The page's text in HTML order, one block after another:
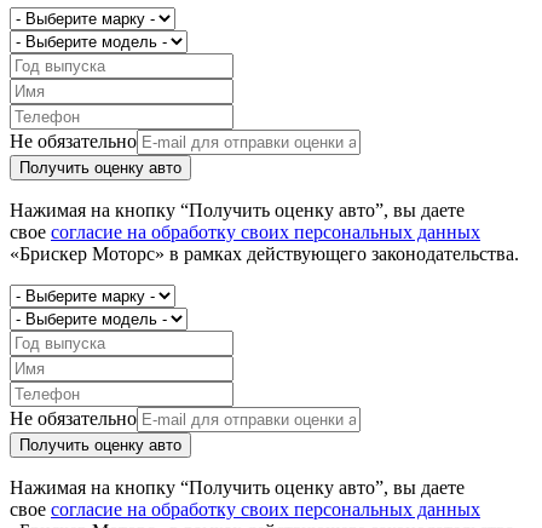
Не обязательно
Получить оценку авто
Нажимая на кнопку “Получить оценку авто”, вы даете
свое согласие на обработку своих персональных данных
«Брискер Моторс» в рамках действующего законодательства.
Не обязательно
Получить оценку авто
Нажимая на кнопку “Получить оценку авто”, вы даете
свое согласие на обработку своих персональных данных